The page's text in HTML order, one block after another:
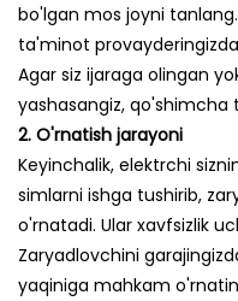
bo'lgan mos joyni
ta'minot
Agar siz ijaraga olingan
yashasangiz, qo'shimcha
2. O'rnatish jarayoni
Keyinchalik, elektrchi
simlarni ishga tushirib,
o'rnatadi. Ular xavfsizlik
Zaryadlovchini
yaqiniga mahkam